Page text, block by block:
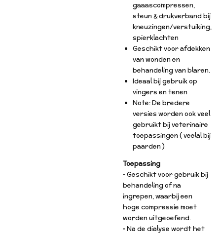
gaaascompressen,
steun & drukverband bij
kneuzingen/verstuiking,
spierklachten
Geschikt voor afdekken
van wonden en
behandeling van blaren.
Ideaal bij gebruik op
vingers en tenen
Note: De bredere
versies worden ook veel
gebruikt bij veterinaire
toepassingen ( veelal bij
paarden )
Toepassing
• Geschikt voor gebruik bij
behandeling of na
ingrepen, waarbij een
hoge compressie moet
worden uitgeoefend.
• Na de dialyse wordt het